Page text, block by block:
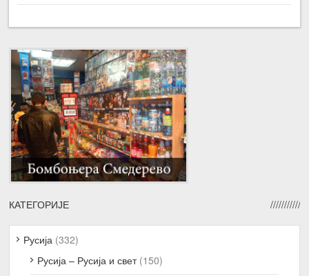
КАТЕГОРИЈЕ
Русија (332)
Русија – Русија и свет(150)